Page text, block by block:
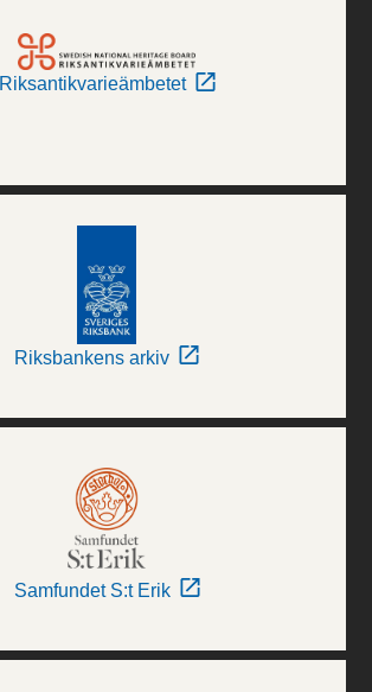
Riksantikvarieämbetet
Riksbankens arkiv
Samfundet S:t Erik